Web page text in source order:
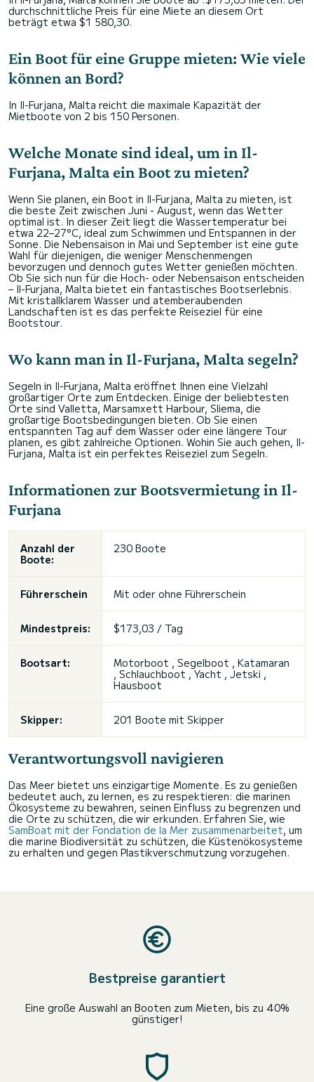
durchschnittliche Preis für eine Miete an diesem Ort
beträgt etwa $1 580,30.
Ein Boot für eine Gruppe mieten: Wie viele
können an Bord?
In Il-Furjana, Malta reicht die maximale Kapazität der
Mietboote von 2 bis 150 Personen.
Welche Monate sind ideal, um in Il-
Furjana, Malta ein Boot zu mieten?
Wenn Sie planen, ein Boot in Il-Furjana, Malta zu mieten, ist
die beste Zeit zwischen Juni - August, wenn das Wetter
optimal ist. In dieser Zeit liegt die Wassertemperatur bei
etwa 22–27°C, ideal zum Schwimmen und Entspannen in der
Sonne. Die Nebensaison in Mai und September ist eine gute
Wahl für diejenigen, die weniger Menschenmengen
bevorzugen und dennoch gutes Wetter genießen möchten.
Ob Sie sich nun für die Hoch- oder Nebensaison entscheiden
– Il-Furjana, Malta bietet ein fantastisches Bootserlebnis.
Mit kristallklarem Wasser und atemberaubenden
Landschaften ist es das perfekte Reiseziel für eine
Bootstour.
Wo kann man in Il-Furjana, Malta segeln?
Segeln in Il-Furjana, Malta eröffnet Ihnen eine Vielzahl
großartiger Orte zum Entdecken. Einige der beliebtesten
Orte sind Valletta, Marsamxett Harbour, Sliema, die
großartige Bootsbedingungen bieten. Ob Sie einen
entspannten Tag auf dem Wasser oder eine längere Tour
planen, es gibt zahlreiche Optionen. Wohin Sie auch gehen, Il-
Furjana, Malta ist ein perfektes Reiseziel zum Segeln.
Informationen zur Bootsvermietung in Il-
Furjana
Anzahl der
Boote:
230 Boote
Führerschein Mit oder ohne Führerschein
Mindestpreis: $173,03 / Tag
Bootsart:
Motorboot , Segelboot , Katamaran
, Schlauchboot , Yacht , Jetski ,
Hausboot
Skipper: 201 Boote mit Skipper
Verantwortungsvoll navigieren
Das Meer bietet uns einzigartige Momente. Es zu genießen
bedeutet auch, zu lernen, es zu respektieren: die marinen
Ökosysteme zu bewahren, seinen Einfluss zu begrenzen und
die Orte zu schützen, die wir erkunden. Erfahren Sie, wie
SamBoat mit der Fondation de la Mer zusammenarbeitet, um
die marine Biodiversität zu schützen, die Küstenökosysteme
zu erhalten und gegen Plastikverschmutzung vorzugehen.
Bestpreise garantiert
Eine große Auswahl an Booten zum Mieten, bis zu 40%
günstiger!